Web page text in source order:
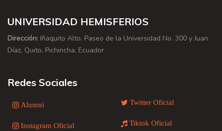
UNIVERSIDAD HEMISFERIOS
Dirección: Iñaquito Alto, Paseo de la Universidad No. 300 y Juan
Díaz, Quito, Pichincha, Ecuador
Redes Sociales
Alumni
Instagram Oficial
Twitter Oficial
Tiktok Oficial